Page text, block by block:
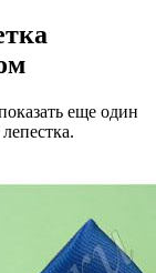
еще один